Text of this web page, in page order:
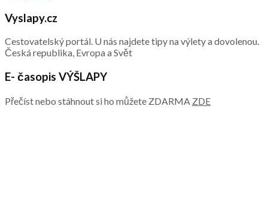
Vyslapy.cz
Cestovatelský portál. U nás najdete tipy na výlety a dovolenou.
Česká republika, Evropa a Svět
E- časopis VÝŠLAPY
Přečíst nebo stáhnout si ho můžete ZDARMA ZDE